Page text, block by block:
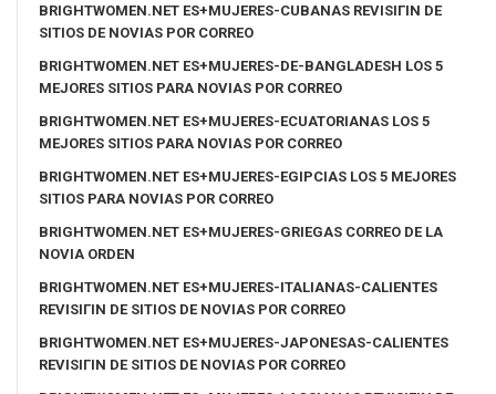
BRIGHTWOMEN.NET ES+MUJERES-CUBANAS REVISIГІN DE
SITIOS DE NOVIAS POR CORREO
BRIGHTWOMEN.NET ES+MUJERES-DE-BANGLADESH LOS 5
MEJORES SITIOS PARA NOVIAS POR CORREO
BRIGHTWOMEN.NET ES+MUJERES-ECUATORIANAS LOS 5
MEJORES SITIOS PARA NOVIAS POR CORREO
BRIGHTWOMEN.NET ES+MUJERES-EGIPCIAS LOS 5 MEJORES
SITIOS PARA NOVIAS POR CORREO
BRIGHTWOMEN.NET ES+MUJERES-GRIEGAS CORREO DE LA
NOVIA ORDEN
BRIGHTWOMEN.NET ES+MUJERES-ITALIANAS-CALIENTES
REVISIГІN DE SITIOS DE NOVIAS POR CORREO
BRIGHTWOMEN.NET ES+MUJERES-JAPONESAS-CALIENTES
REVISIГІN DE SITIOS DE NOVIAS POR CORREO